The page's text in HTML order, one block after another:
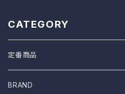
CATEGORY
定番商品
BRAND